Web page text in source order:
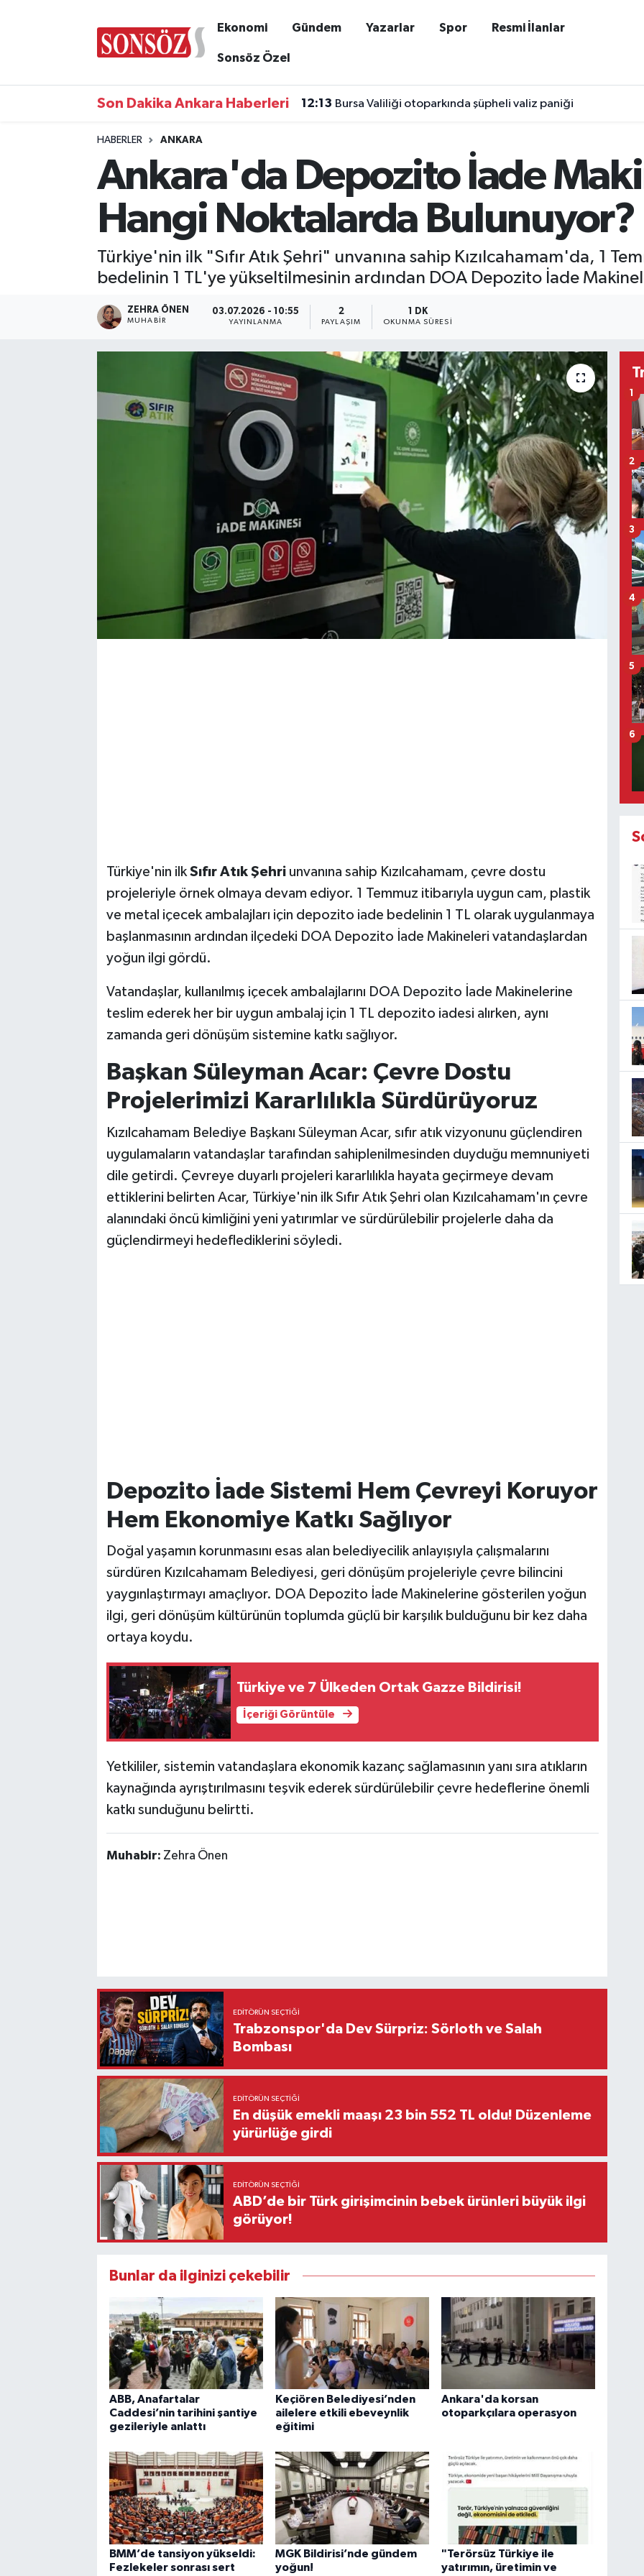
Ekonomi Gündem Yazarlar Spor Resmi İlanlar
Sonsöz Özel
Son Dakika Ankara Haberleri 12:13 Bursa Valiliği otoparkında şüpheli valiz paniği
HABERLER ANKARA
Ankara'da Depozito İade
Hangi Noktalarda Bulunuyor?
Türkiye'nin ilk "Sıfır Atık Şehri" unvanına sahip Kızılcahamam'da, 1
bedelinin 1 TL'ye yükseltilmesinin ardından DOA Depozito İade
ZEHRA ÖNEN
MUHABIR
03.07.2026 - 10:55
YAYINLANMA
2
PAYLAŞIM
1 DK
OKUNMA SÜRESI
Türkiye'nin ilkSıfır Atık Şehriunvanına sahip Kızılcahamam, çevre dostu
projeleriyle örnek olmaya devam ediyor. 1 Temmuz itibarıyla uygun cam, plastik
ve metal içecek ambalajları için depozito iade bedelinin 1 TL olarak uygulanmaya
başlanmasının ardından ilçedeki DOA Depozito İade Makineleri vatandaşlardan
yoğun ilgi gördü.
Vatandaşlar, kullanılmış içecek ambalajlarını DOA Depozito İade Makinelerine
teslim ederek her bir uygun ambalaj için 1 TL depozito iadesi alırken, aynı
zamanda geri dönüşüm sistemine katkı sağlıyor.
Başkan Süleyman Acar: Çevre Dostu
Projelerimizi Kararlılıkla Sürdürüyoruz
Kızılcahamam Belediye Başkanı Süleyman Acar, sıfır atık vizyonunu güçlendiren
uygulamaların vatandaşlar tarafından sahiplenilmesinden duyduğu memnuniyeti
dile getirdi. Çevreye duyarlı projeleri kararlılıkla hayata geçirmeye devam
ettiklerini belirten Acar, Türkiye'nin ilk Sıfır Atık Şehri olan Kızılcahamam'ın çevre
alanındaki öncü kimliğini yeni yatırımlar ve sürdürülebilir projelerle daha da
güçlendirmeyi hedeflediklerini söyledi.
Depozito İade Sistemi Hem Çevreyi Koruyor
Hem Ekonomiye Katkı Sağlıyor
Doğal yaşamın korunmasını esas alan belediyecilik anlayışıyla çalışmalarını
sürdüren Kızılcahamam Belediyesi, geri dönüşüm projeleriyle çevre bilincini
yaygınlaştırmayı amaçlıyor. DOA Depozito İade Makinelerine gösterilen yoğun
ilgi, geri dönüşüm kültürünün toplumda güçlü bir karşılık bulduğunu bir kez daha
ortaya koydu.
Türkiye ve 7 Ülkeden Ortak Gazze Bildirisi!
İçeriği Görüntüle
Yetkililer, sistemin vatandaşlara ekonomik kazanç sağlamasının yanı sıra atıkların
kaynağında ayrıştırılmasını teşvik ederek sürdürülebilir çevre hedeflerine önemli
katkı sunduğunu belirtti.
Muhabir: Zehra Önen
EDITÖRÜN SEÇTIĞI
Trabzonspor'da Dev Sürpriz: Sörloth ve Salah
Bombası
EDITÖRÜN SEÇTIĞI
En düşük emekli maaşı 23 bin 552 TL oldu! Düzenleme
yürürlüğe girdi
EDITÖRÜN SEÇTIĞI
ABD’de bir Türk girişimcinin bebek ürünleri büyük ilgi
görüyor!
Bunlar da ilginizi çekebilir
ABB, Anafartalar
Caddesi’nin tarihini şantiye
gezileriyle anlattı
Keçiören Belediyesi’nden
ailelere etkili ebeveynlik
eğitimi
Ankara'da korsan
otoparkçılara operasyon
BMM’de tansiyon yükseldi:
Fezlekeler sonrası sert
MGK Bildirisi’nde gündem
yoğun!
"Terörsüz Türkiye ile
yatırımın, üretimin ve
1
2
3
4
5
6
Kültür & Sanat
Sonsöz Özel
Ankara Nöbetçi Eczaneler
Ankara Trafik Yoğunluk Haritası
Süper Lig Puan Durumu ve Fikstür
Son Dakika Haberleri
Haber Arşivi